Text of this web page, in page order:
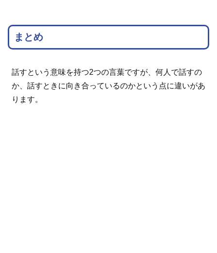
まとめ
話すという意味を持つ2つの言葉ですが、何人で話すの
か、話すときに向き合っているのかという点に違いがあ
ります。